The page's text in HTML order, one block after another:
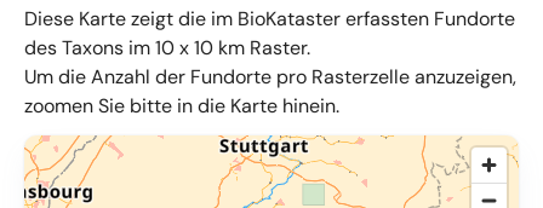
Diese Karte zeigt die im BioKataster erfassten Fundorte
des Taxons im 10 x 10 km Raster.
Um die Anzahl der Fundorte pro Rasterzelle anzuzeigen,
zoomen Sie bitte in die Karte hinein.
© OpenMapTiles OpenStreetMap,34u GmbH